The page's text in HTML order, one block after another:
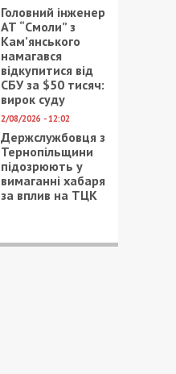
Головний інженер
АТ “Смоли” з
Кам’янського
намагався
відкупитися від
СБУ за $50 тисяч:
вирок суду
2/08/2026 - 12:02
Держслужбовця з
Тернопільщини
підозрюють у
вимаганні хабаря
за вплив на ТЦК